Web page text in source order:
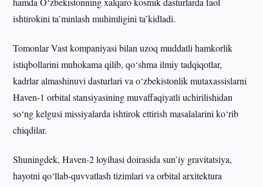
ishtirokini ta’minlash muhimligini ta’kidladi.
Tomonlar Vast kompaniyasi bilan uzoq muddatli hamkorlik
istiqbollarini muhokama qilib, qo‘shma ilmiy tadqiqotlar,
kadrlar almashinuvi dasturlari va o‘zbekistonlik mutaxassislarni
Haven-1 orbital stansiyasining muvaffaqiyatli uchirilishidan
so‘ng kelgusi missiyalarda ishtirok ettirish masalalarini ko‘rib
chiqdilar.
Shuningdek, Haven-2 loyihasi doirasida sun’iy gravitatsiya,
hayotni qo‘llab-quvvatlash tizimlari va orbital arxitektura